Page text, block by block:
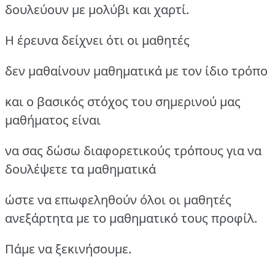
δουλεύουν με μολύβι και χαρτί.
Η έρευνα δείχνει ότι οι μαθητές
δεν μαθαίνουν μαθηματικά με τον ίδιο τρόπο
και ο βασικός στόχος του σημερινού μας
μαθήματος είναι
να σας δώσω διαφορετικούς τρόπους για να
δουλέψετε τα μαθηματικά
ώστε να επωφεληθούν όλοι οι μαθητές
ανεξάρτητα με το μαθηματικό τους προφίλ.
Πάμε να ξεκινήσουμε.